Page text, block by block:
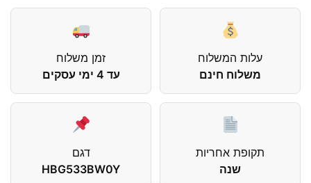
עלות המשלוח
משלוח חינם
זמן משלוח
עד 4 ימי עסקים
תקופת אחריות
שנה
דגם
HBG533BW0Y